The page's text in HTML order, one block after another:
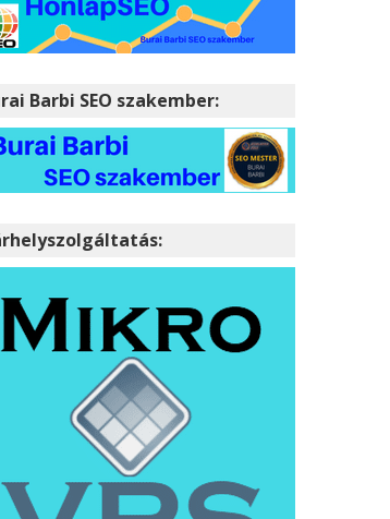
Barbi SEO szakember: